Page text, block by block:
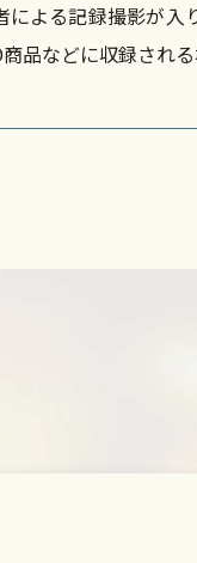
よる記録撮影が
品などに収録され